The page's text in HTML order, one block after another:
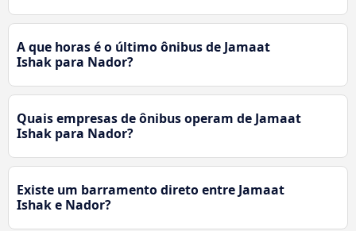
A que horas é o último ônibus de Jamaat
Ishak para Nador?
Quais empresas de ônibus operam de Jamaat
Ishak para Nador?
Existe um barramento direto entre Jamaat
Ishak e Nador?